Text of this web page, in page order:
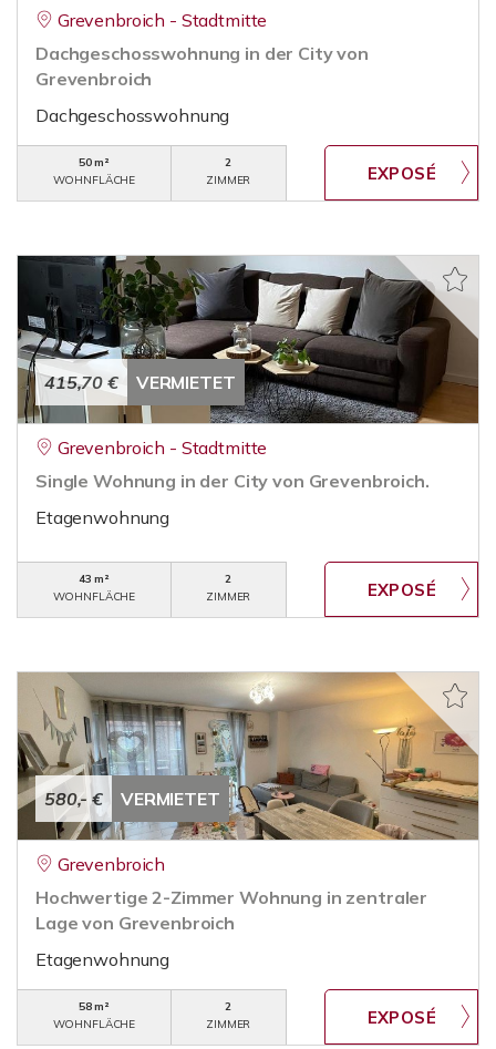
Grevenbroich - Stadtmitte
Dachgeschosswohnung in der City von
Grevenbroich
Dachgeschosswohnung
50 m²
WOHNFLÄCHE
2
ZIMMER
415,70 € VERMIETET
Grevenbroich - Stadtmitte
Single Wohnung in der City von Grevenbroich.
Etagenwohnung
43 m²
WOHNFLÄCHE
2
ZIMMER
580,- € VERMIETET
Grevenbroich
Hochwertige 2-Zimmer Wohnung in zentraler
Lage von Grevenbroich
Etagenwohnung
58 m²
WOHNFLÄCHE
2
ZIMMER